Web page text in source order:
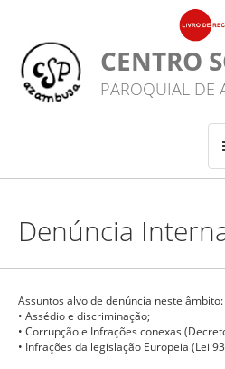
CENTRO
PAROQUIAL DE
Denúncia
Assuntos alvo de denúncia neste âmbito:
• Assédio e discriminação;
• Corrupção e Infrações conexas
• Infrações da legislação Europeia (Lei